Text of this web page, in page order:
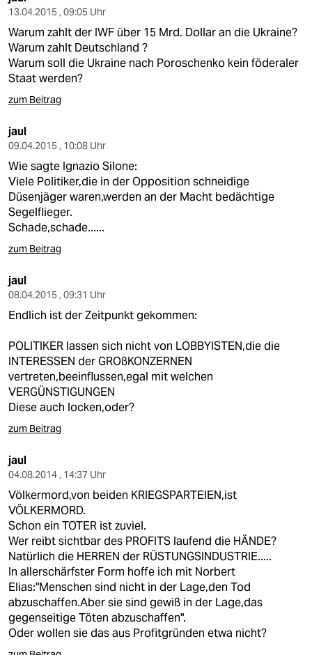
13.04.2015 , 09:05 Uhr
Warum zahlt der IWF über 15 Mrd. Dollar an die Ukraine?
Warum zahlt Deutschland ?
Warum soll die Ukraine nach Poroschenko kein föderaler
Staat werden?
zum Beitrag
jaul
09.04.2015 , 10:08 Uhr
Wie sagte Ignazio Silone:
Viele Politiker,die in der Opposition schneidige
Düsenjäger waren,werden an der Macht bedächtige
Segelflieger.
Schade,schade......
zum Beitrag
jaul
08.04.2015 , 09:31 Uhr
Endlich ist der Zeitpunkt gekommen:
POLITIKER lassen sich nicht von LOBBYISTEN,die die
INTERESSEN der GROßKONZERNEN
vertreten,beeinflussen,egal mit welchen
VERGÜNSTIGUNGEN
Diese auch locken,oder?
zum Beitrag
jaul
04.08.2014 , 14:37 Uhr
Völkermord,von beiden KRIEGSPARTEIEN,ist
VÖLKERMORD.
Schon ein TOTER ist zuviel.
Wer reibt sichtbar des PROFITS laufend die HÄNDE?
Natürlich die HERREN der RÜSTUNGSINDUSTRIE.....
In allerschärfster Form hoffe ich mit Norbert
Elias:"Menschen sind nicht in der Lage,den Tod
abzuschaffen.Aber sie sind gewiß in der Lage,das
gegenseitige Töten abzuschaffen".
Oder wollen sie das aus Profitgründen etwa nicht?